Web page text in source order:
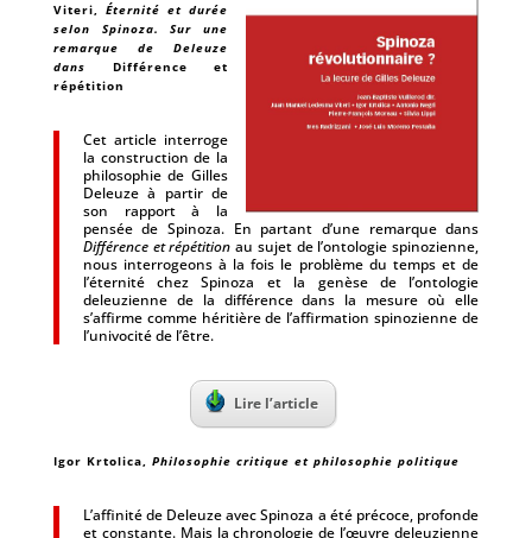
Viteri, Éternité et durée
selon Spinoza. Sur une
remarque de Deleuze
dans Différence et
répétition
Cet article interroge
la construction de la
philosophie de Gilles
Deleuze à partir de
son rapport à la
pensée de Spinoza. En partant d’une remarque dans
Différence et répétition au sujet de l’ontologie spinozienne,
nous interrogeons à la fois le problème du temps et de
l’éternité chez Spinoza et la genèse de l’ontologie
deleuzienne de la différence dans la mesure où elle
s’affirme comme héritière de l’affirmation spinozienne de
l’univocité de l’être.
Lire l’article
Igor Krtolica, Philosophie critique et philosophie politique
L’affinité de Deleuze avec Spinoza a été précoce, profonde
et constante. Mais la chronologie de l’œuvre deleuzienne